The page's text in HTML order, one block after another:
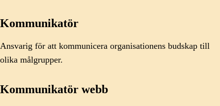
Kommunikatör
Ansvarig för att kommunicera organisationens budskap till
olika målgrupper.
Kommunikatör webb